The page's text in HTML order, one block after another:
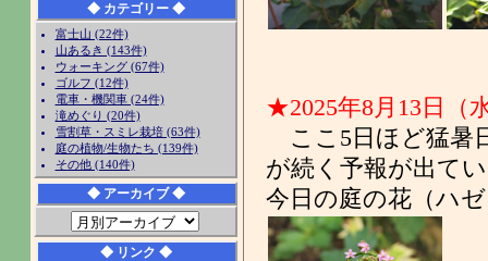
◆ カテゴリー ◆
富士山 (22件)
山あるき (143件)
ウォーキング (67件)
ゴルフ (12件)
電車・機関車 (24件)
滝めぐり (20件)
雪割草・スミレ栽培 (63件)
庭の植物/生物たち (139件)
その他 (140件)
◆ アーカイブ ◆
◆ リンク ◆
★2025年8月13日（
ここ5日ほど猛暑
が続く予報が出て
今日の庭の花（ハ